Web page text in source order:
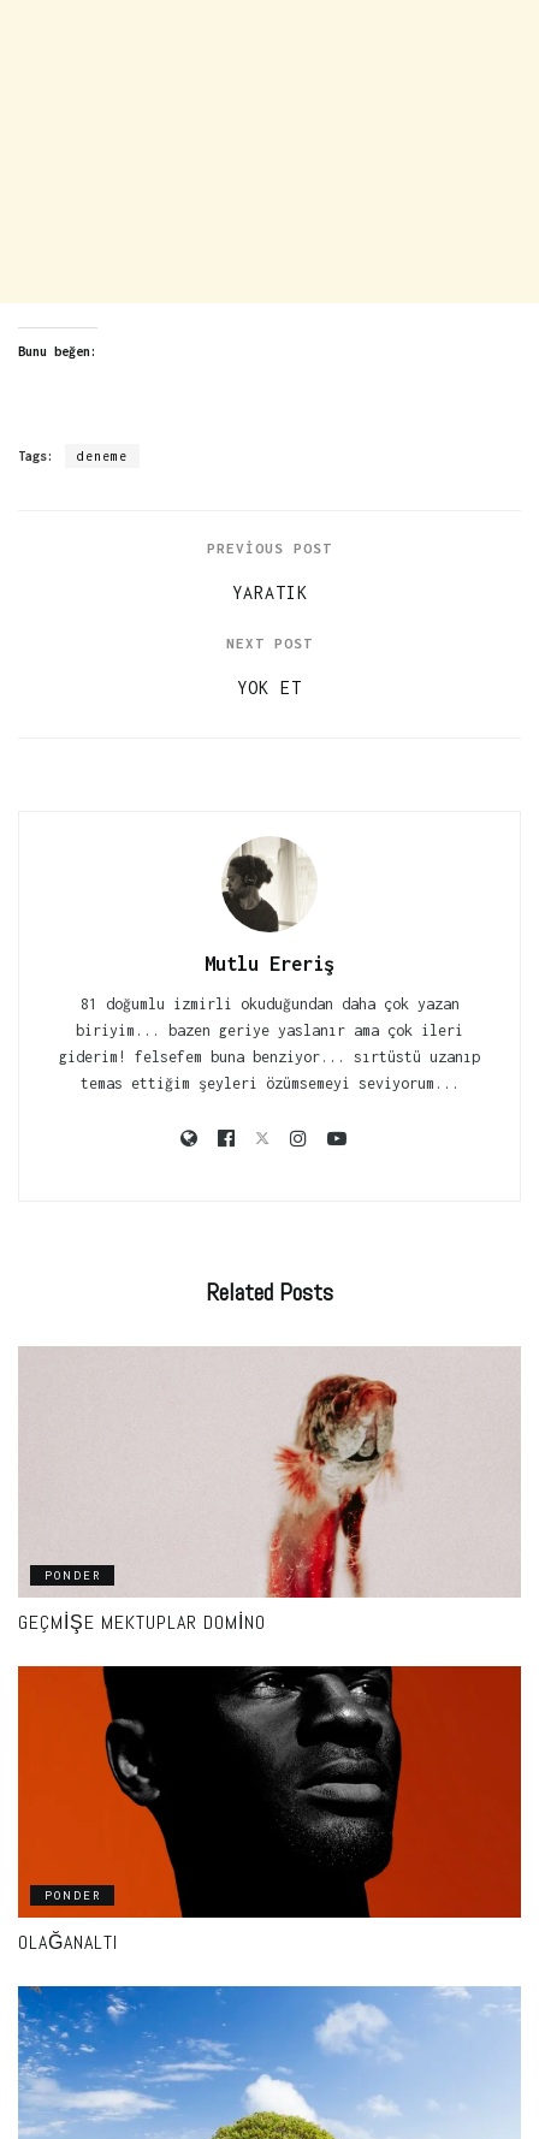
Bunu beğen:
Tags: deneme
PREVIOUS POST
YARATIK
NEXT POST
YOK ET
Mutlu Ereriş
81 doğumlu izmirli okuduğundan daha çok yazan
biriyim... bazen geriye yaslanır ama çok ileri
giderim! felsefem buna benziyor... sırtüstü uzanıp
temas ettiğim şeyleri özümsemeyi seviyorum...
Related Posts
PONDER
GEÇMIŞE MEKTUPLAR DOMINO
PONDER
OLAĞANALTI